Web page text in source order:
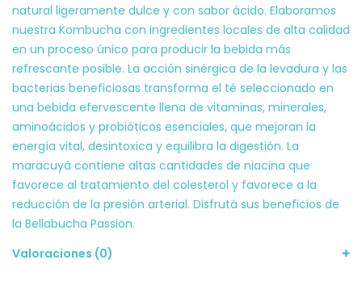
natural ligeramente dulce y con sabor ácido. Elaboramos
nuestra Kombucha con ingredientes locales de alta calidad
en un proceso único para producir la bebida más
refrescante posible. La acción sinérgica de la levadura y las
bacterias beneficiosas transforma el té seleccionado en
una bebida efervescente llena de vitaminas, minerales,
aminoácidos y probióticos esenciales, que mejoran la
energía vital, desintoxica y equilibra la digestión. La
maracuyá contiene altas cantidades de niacina que
favorece al tratamiento del colesterol y favorece a la
reducción de la presión arterial. Disfrutá sus beneficios de
la Bellabucha Passion.
Valoraciones (0)